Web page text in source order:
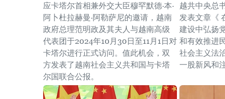
应卡塔尔首相兼外交大臣穆罕默德·本·
阿卜杜拉赫曼·阿勒萨尼的邀请，越南
政府总理范明政及其夫人与越南高级
代表团于2024年10月30日至11月1日对
卡塔尔进行正式访问。值此机会，双
方发表了越南社会主义共和国与卡塔
尔国联合公报。
越共中央总
发表文章《
建设中弘扬
和有效推进
社会主义法
一股新风和